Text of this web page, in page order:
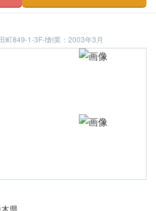
町849-1-3F-f創業：2003年3月